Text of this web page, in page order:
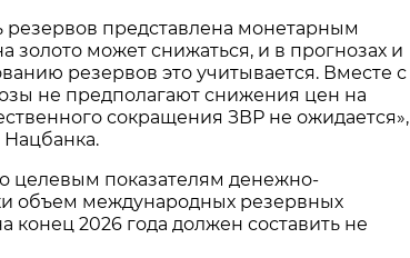
резервов представлена монетарным
золото может снижаться, и в прогнозах и
резервов это учитывается. Вместе с
не предполагают снижения цен на
сокращения ЗВР не ожидается»,
Нацбанка.
целевым показателям денежно-
объем международных резервных
конец 2026 года должен составить не